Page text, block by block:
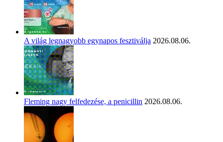
A világ legnagyobb egynapos fesztiválja 2026.08.06.
Fleming nagy felfedezése, a penicillin 2026.08.06.